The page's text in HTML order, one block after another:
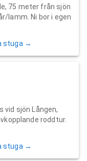
75 meter från sjön
lamm. Ni bor i egen
stuga →
vid sjön Lången,
roddtur.
stuga →